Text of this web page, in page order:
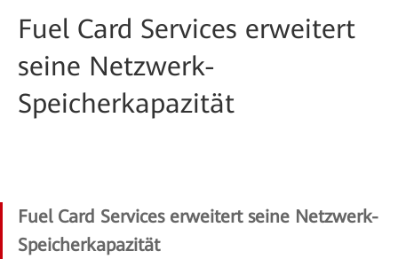
Fuel Card Services erweitert
seine Netzwerk-
Speicherkapazität
Fuel Card Services erweitert seine Netzwerk-
Speicherkapazität